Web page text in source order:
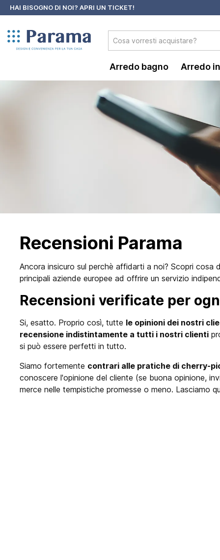
Passa alla navigazione principale
HAI BISOGNO DI NOI? APRI UN TICKET!
Arredo bagno Arredo
Recensioni Parama
Ancora insicuro sul perchè affidarti a noi? Scopri
principali aziende europee ad offrire un servizio
Recensioni verificate per
Si, esatto. Proprio così, tutte le opinioni dei nostri
recensione indistintamente a tutti i nostri clienti
si può essere perfetti in tutto.
Siamo fortemente contrari alle pratiche di cherry-
conoscere l'opinione del cliente (se buona opinione,
merce nelle tempistiche promesse o meno. Lasciamo